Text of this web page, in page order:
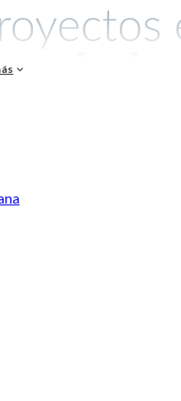
variedad de materiales para la
arena y gravilla.
en la obra gruesa, ya que se
columnas de la estructura. Se
Mientras que los ladrillos son
Pueden ser de arcilla,
pilares, mallas de acero,
de obra gruesa y que te
Es importante elegir los
su calidad y resistencia
construcción en el futuro.